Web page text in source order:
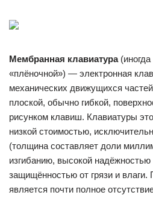
Мембранная клавиатура
«плёночной») — электронная
механических движущихся
плоской, обычно гибкой,
рисунком клавиш. Клавиатуры
низкой стоимостью,
(толщина составляет доли
изгибанию, высокой надёжностью
защищённостью от грязи и влаги.
является почти полное